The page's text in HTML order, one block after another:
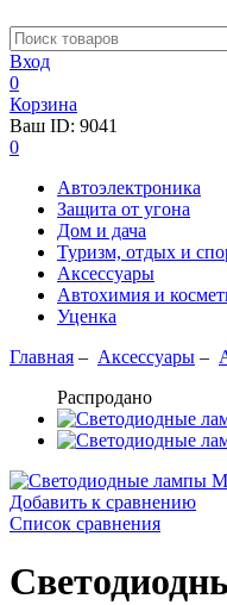
Вход
0
Корзина
Ваш ID: 9041
0
Автоэлектроника
Защита от угона
Дом и дача
Туризм, отдых и
Аксессуары
Автохимия и
Уценка
Главная – Аксессуары –
Распродано
Добавить к сравнению
Список сравнения